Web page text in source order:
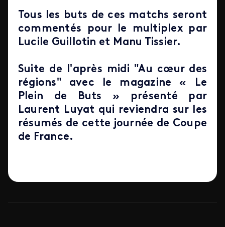
Tous les buts de ces matchs seront
commentés pour le multiplex par
Lucile Guillotin et Manu Tissier.
Suite de l'après midi "Au cœur des
régions" avec le magazine « Le
Plein de Buts » présenté par
Laurent Luyat qui reviendra sur les
résumés de cette journée de Coupe
de France.